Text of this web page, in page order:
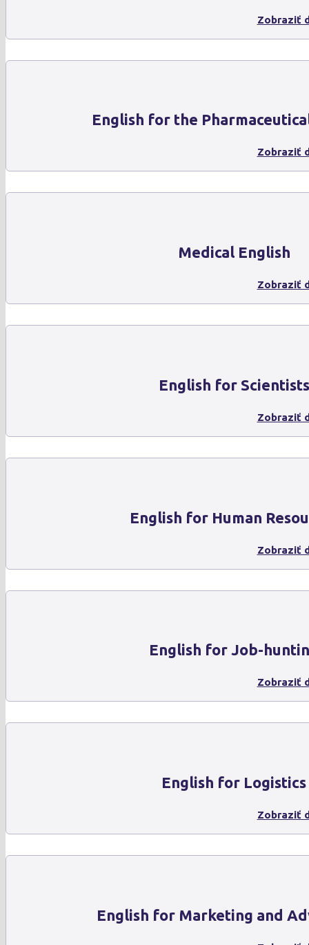
Zobraziť
English for the
Zobraziť
Medical English
Zobraziť
English for Scientists
Zobraziť
English for Human
Zobraziť
English for Job-
Zobraziť
English for Logistics
Zobraziť
English for Marketing and